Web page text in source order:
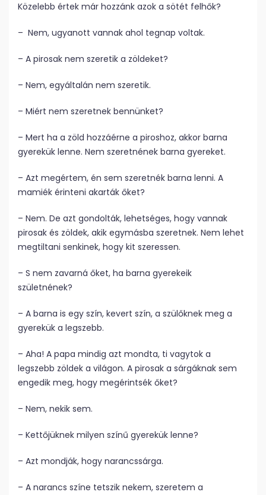
Közelebb értek már hozzánk azok a sötét felhők?
– Nem, ugyanott vannak ahol tegnap voltak.
– A pirosak nem szeretik a zöldeket?
– Nem, egyáltalán nem szeretik.
– Miért nem szeretnek bennünket?
– Mert ha a zöld hozzáérne a piroshoz, akkor barna
gyerekük lenne. Nem szeretnének barna gyereket.
– Azt megértem, én sem szeretnék barna lenni. A
mamiék érinteni akarták őket?
– Nem. De azt gondolták, lehetséges, hogy vannak
pirosak és zöldek, akik egymásba szeretnek. Nem lehet
megtiltani senkinek, hogy kit szeressen.
– S nem zavarná őket, ha barna gyerekeik
születnének?
– A barna is egy szín, kevert szín, a szülőknek meg a
gyerekük a legszebb.
– Aha! A papa mindig azt mondta, ti vagytok a
legszebb zöldek a világon. A pirosak a sárgáknak sem
engedik meg, hogy megérintsék őket?
– Nem, nekik sem.
– Kettőjüknek milyen színű gyerekük lenne?
– Azt mondják, hogy narancssárga.
– A narancs színe tetszik nekem, szeretem a